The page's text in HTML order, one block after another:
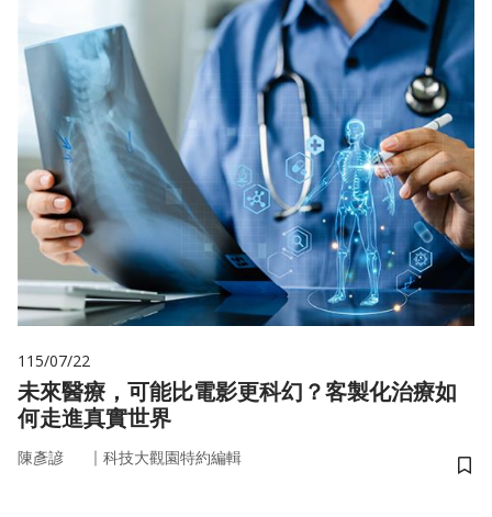
115/07/22
未來醫療，可能比電影更科幻？客製化治療如
何走進真實世界
陳彥諺 ｜ 科技大觀園特約編輯
儲